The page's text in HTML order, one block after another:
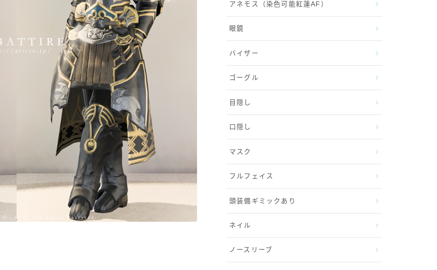
ノースリーブ
五分袖
東方風デザイン
イシュガルド風デザイン
アネモス（染色可能紅蓮AF）
眼鏡
バイザー
ゴーグル
目隠し
口隠し
マスク
フルフェイス
頭装備ギミックあり
ネイル
ノースリーブ